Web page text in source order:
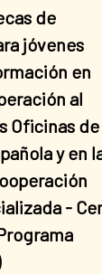
de
jóvenes
en
al
Oficinas
y en
-